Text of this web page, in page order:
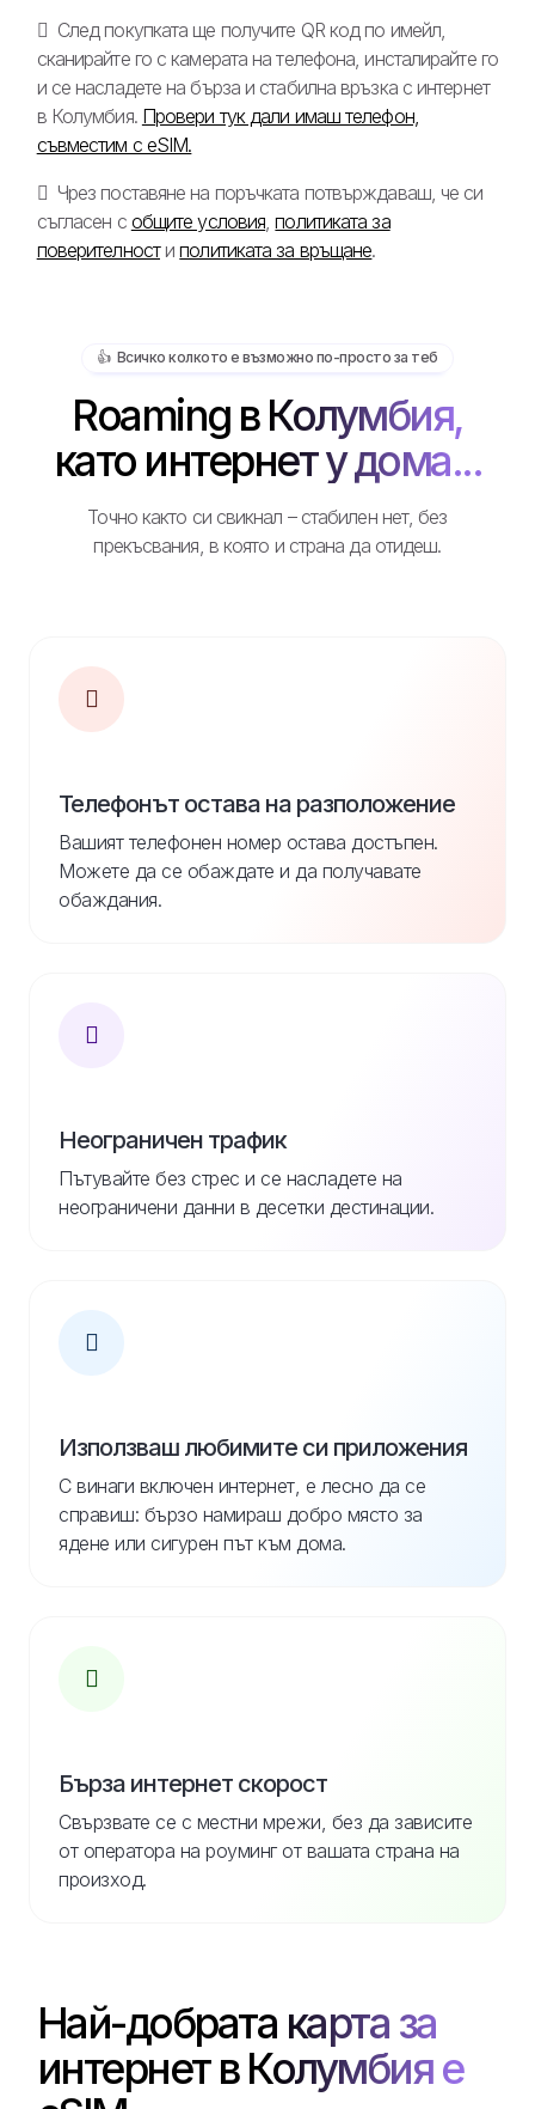
След покупката ще получите QR код по имейл,
сканирайте го с камерата на телефона, инсталирайте го
и се насладете на бърза и стабилна връзка с интернет
в Колумбия. Провери тук дали имаш телефон,
съвместим с eSIM.
Чрез поставяне на поръчката потвърждаваш, че си
съгласен с общите условия,политиката за
поверителностиполитиката за връщане.
👍️ Всичко колкото е възможно по-просто за теб
Roaming в Колумбия,
като интернет у дома...
Точно както си свикнал – стабилен нет, без
прекъсвания, в която и страна да отидеш.
Телефонът остава на разположение
Вашият телефонен номер остава достъпен.
Можете да се обаждате и да получавате
обаждания.
Неограничен трафик
Пътувайте без стрес и се насладете на
неограничени данни в десетки дестинации.
Използваш любимите си приложения
С винаги включен интернет, е лесно да се
справиш: бързо намираш добро място за
ядене или сигурен път към дома.
Бърза интернет скорост
Свързвате се с местни мрежи, без да зависите
от оператора на роуминг от вашата страна на
произход.
Най-добрата карта за
интернет в Колумбия е